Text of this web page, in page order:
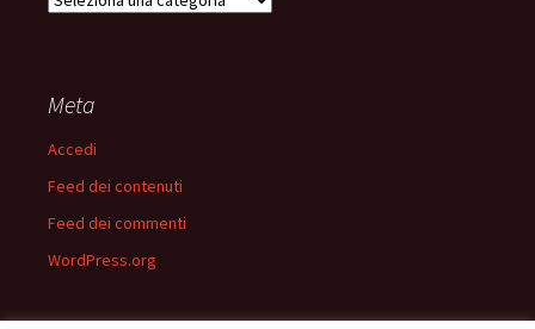
Meta
Accedi
Feed dei contenuti
Feed dei commenti
WordPress.org